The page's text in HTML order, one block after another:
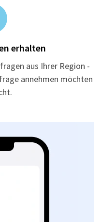
erhalten
aus Ihrer Region -
annehmen möchten